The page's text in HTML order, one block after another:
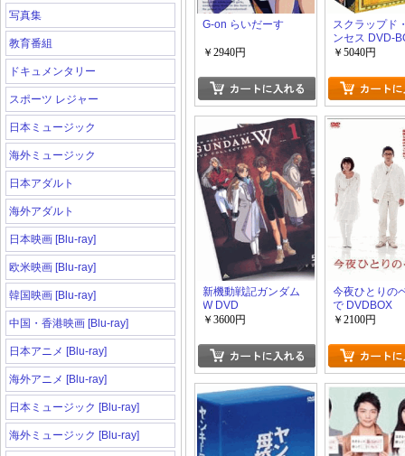
写真集
教育番組
ドキュメンタリー
スポーツ レジャー
日本ミュージック
海外ミュージック
日本アダルト
海外アダルト
日本映画 [Blu-ray]
欧米映画 [Blu-ray]
韓国映画 [Blu-ray]
中国・香港映画 [Blu-ray]
日本アニメ [Blu-ray]
海外アニメ [Blu-ray]
日本ミュージック [Blu-ray]
海外ミュージック [Blu-ray]
G-on らいだーす
￥2940円
スクラップド
ンセス DVD-
￥5040円
新機動戦記ガンダム
W DVD
COLLECTION 1
￥3600円
今夜ひとりの
で DVDBOX
￥2100円